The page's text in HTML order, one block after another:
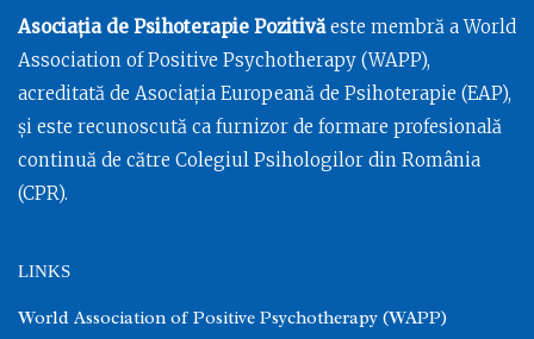
Asociația de Psihoterapie Pozitivăeste membră a World
Association of Positive Psychotherapy (WAPP),
acreditată de Asociația Europeană de Psihoterapie (EAP),
și este recunoscută ca furnizor de formare profesională
continuă de către Colegiul Psihologilor din România
(CPR).
LINKS
World Association of Positive Psychotherapy (WAPP)